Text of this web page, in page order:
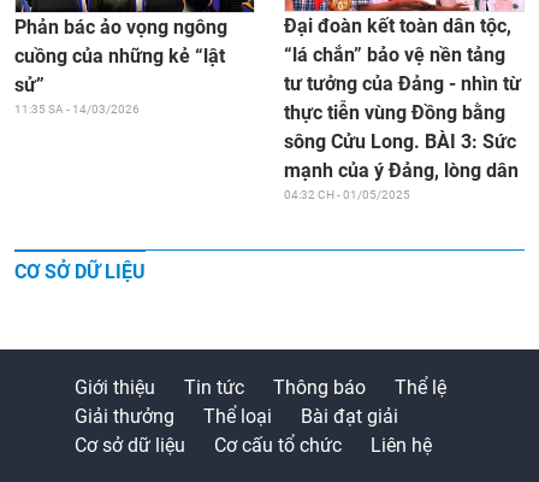
Phản bác ảo vọng ngông
cuồng của những kẻ “lật
sử”
11:35 SA - 14/03/2026
Đại đoàn kết toàn dân tộc,
“lá chắn” bảo vệ nền tảng
tư tưởng của Đảng - nhìn từ
thực tiễn vùng Đồng bằng
sông Cửu Long. BÀI 3: Sức
mạnh của ý Đảng, lòng dân
04:32 CH - 01/05/2025
CƠ SỞ DỮ LIỆU
Giới thiệu Tin tức Thông báo
Thể lệ
Giải thưởng
Thể loại
Bài đạt giải
Cơ sở dữ liệu
Cơ cấu tổ chức Liên hệ